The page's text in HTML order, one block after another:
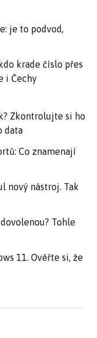
je to podvod,
krade číslo přes
i Čechy
Zkontrolujte si ho
data
Co znamenají
nový nástroj. Tak
Tohle
11. Ověřte si, že